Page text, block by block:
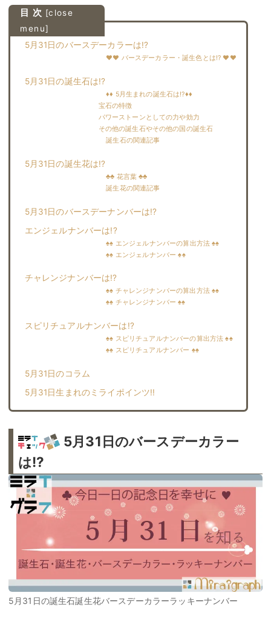
目 次 [close
menu]
5月31日のバースデーカラーは!?
♥♥ バースデーカラー・誕生色とは!? ♥♥
5月31日の誕生石は!?
♦♦ 5月生まれの誕生石は!?♦♦
宝石の特徴
パワーストーンとしての力や効力
その他の誕生石やその他の国の誕生石
誕生石の関連記事
5月31日の誕生花は!?
♣♣ 花言葉 ♣♣
誕生花の関連記事
5月31日のバースデーナンバーは!?
エンジェルナンバーは!?
♠♠ エンジェルナンバーの算出方法 ♠♠
♠♠ エンジェルナンバー ♠♠
チャレンジナンバーは!?
♠♠ チャレンジナンバーの算出方法 ♠♠
♠♠ チャレンジナンバー ♠♠
スピリチュアルナンバーは!?
♠♠ スピリチュアルナンバーの算出方法 ♠♠
♠♠ スピリチュアルナンバー ♠♠
5月31日のコラム
5月31日生まれのミライポインツ!!︎
5月31日のバースデーカラー
は!?
5月31日の誕生石誕生花バースデーカラーラッキーナンバー